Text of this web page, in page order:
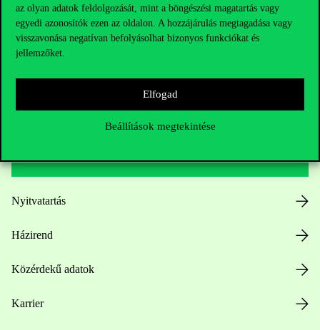
az olyan adatok feldolgozását, mint a böngészési magatartás vagy
egyedi azonosítók ezen az oldalon. A hozzájárulás megtagadása vagy
visszavonása negatívan befolyásolhat bizonyos funkciókat és
jellemzőket.
Elfogad
Beállítások megtekintése
Sajtó:press@uni-corvinus.hu
Nyitvatartás
Házirend
Közérdekű adatok
Karrier